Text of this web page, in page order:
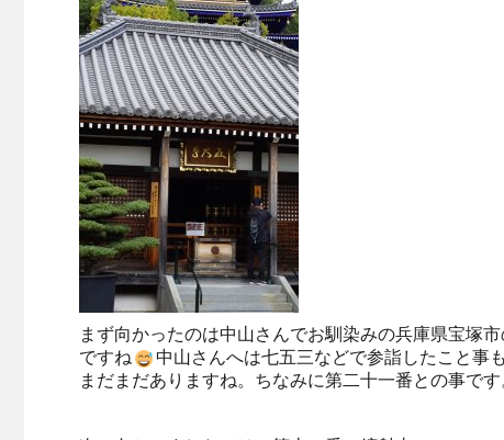
まず向かったのは中山さんでお馴染みの兵庫県宝塚
ですね
中山さんへは七五三などで参詣したこと事
まだまだありますね。ちなみに第二十一番との事です